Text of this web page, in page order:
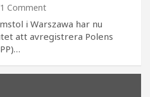
1 Comment
i Warszawa har nu
att avregistrera Polens